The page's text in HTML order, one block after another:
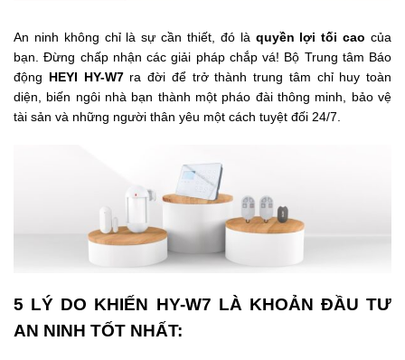
An ninh không chỉ là sự cần thiết, đó là quyền lợi tối cao của
bạn. Đừng chấp nhận các giải pháp chắp vá! Bộ Trung tâm Báo
động HEYI HY-W7ra đời để trở thành trung tâm chỉ huy toàn
diện, biến ngôi nhà bạn thành một pháo đài thông minh, bảo vệ
tài sản và những người thân yêu một cách tuyệt đối 24/7.
5 LÝ DO KHIẾN HY-W7 LÀ KHOẢN ĐẦU TƯ
AN NINH TỐT NHẤT:
tại